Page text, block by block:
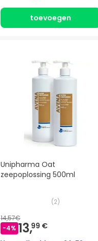
toevoegen
Unipharma Oat
zeepoplossing 500ml
(2)
14,57€
-4% 13,99 €